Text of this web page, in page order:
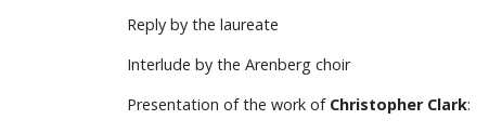
Reply by the laureate
Interlude by the Arenberg choir
Presentation of the work of Christopher Clark: